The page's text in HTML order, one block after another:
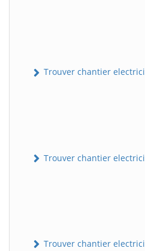
Trouver chantier
Trouver chantier
Trouver chantier